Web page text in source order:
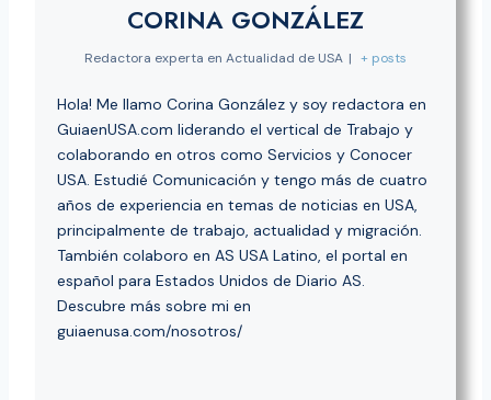
CORINA GONZÁLEZ
Redactora experta en Actualidad de USA | + posts
Hola! Me llamo Corina González y soy redactora en
GuiaenUSA.com liderando el vertical de Trabajo y
colaborando en otros como Servicios y Conocer
USA. Estudié Comunicación y tengo más de cuatro
años de experiencia en temas de noticias en USA,
principalmente de trabajo, actualidad y migración.
También colaboro en AS USA Latino, el portal en
español para Estados Unidos de Diario AS.
Descubre más sobre mi en
guiaenusa.com/nosotros/